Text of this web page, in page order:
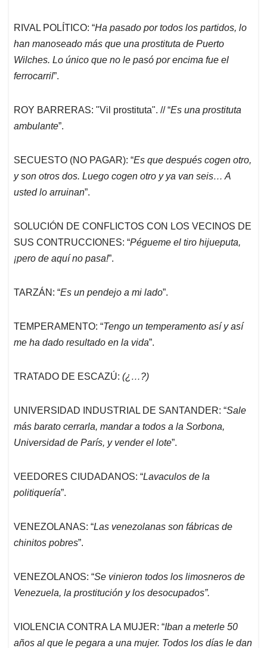
RIVAL POLÍTICO: “Ha pasado por todos los partidos, lo
han manoseado más que una prostituta de Puerto
Wilches. Lo único que no le pasó por encima fue el
ferrocarril”.
ROY BARRERAS: "Vil prostituta". // “Es una prostituta
ambulante”.
SECUESTO (NO PAGAR): “Es que después cogen otro,
y son otros dos. Luego cogen otro y ya van seis… A
usted lo arruinan”.
SOLUCIÓN DE CONFLICTOS CON LOS VECINOS DE
SUS CONTRUCCIONES: “Pégueme el tiro hijueputa,
¡pero de aquí no pasa!”.
TARZÁN: “Es un pendejo a mi lado”.
TEMPERAMENTO: “Tengo un temperamento así y así
me ha dado resultado en la vida”.
TRATADO DE ESCAZÚ: (¿…?)
UNIVERSIDAD INDUSTRIAL DE SANTANDER: “Sale
más barato cerrarla, mandar a todos a la Sorbona,
Universidad de París, y vender el lote”.
VEEDORES CIUDADANOS: “Lavaculos de la
politiquería”.
VENEZOLANAS: “Las venezolanas son fábricas de
chinitos pobres”.
VENEZOLANOS: “Se vinieron todos los limosneros de
Venezuela, la prostitución y los desocupados”.
VIOLENCIA CONTRA LA MUJER: “Iban a meterle 50
años al que le pegara a una mujer. Todos los días le dan